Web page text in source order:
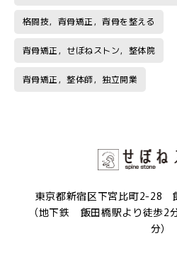
格闘技，背骨矯正，背骨を整える
背骨矯正，せぼねストン，整体院
背骨矯正，整体師，独立開業
東京都新宿区下宮比町2-28
（地下鉄 飯田橋駅より徒歩2
分）